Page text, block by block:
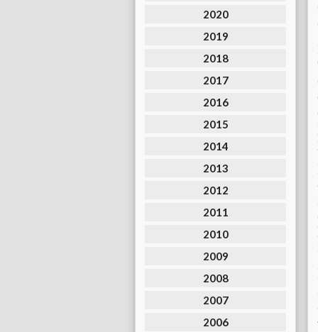
2020
2019
2018
2017
2016
2015
2014
2013
2012
2011
2010
2009
2008
2007
2006